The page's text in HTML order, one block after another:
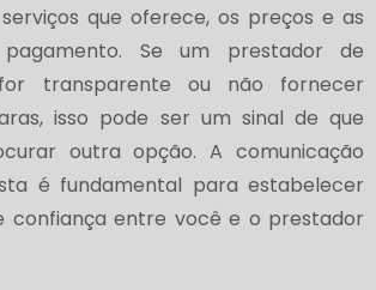
que oferece, os preços e as
Se um prestador de
transparente ou não fornecer
isso pode ser um sinal de que
outra opção. A comunicação
é fundamental para estabelecer
confiança entre você e o prestador